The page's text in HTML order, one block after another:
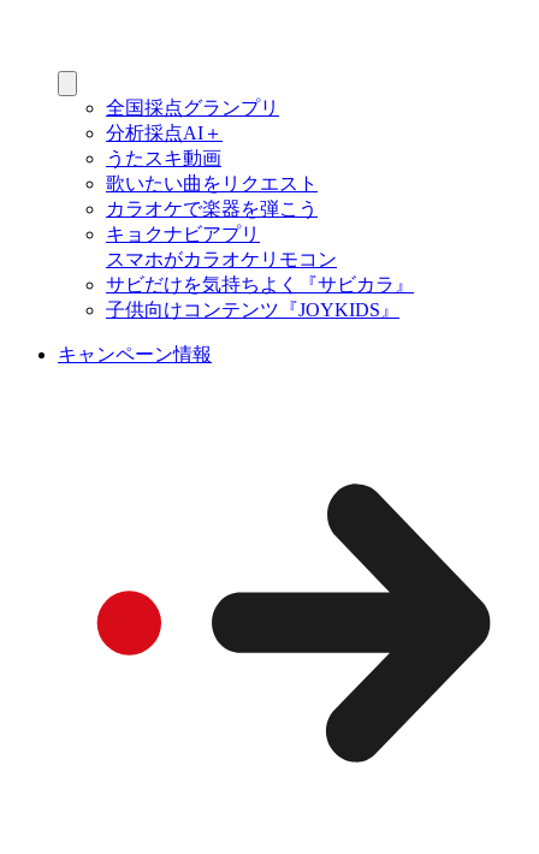
全国採点グランプリ
分析採点AI＋
うたスキ動画
歌いたい曲をリクエスト
カラオケで楽器を弾こう
キョクナビアプリ
スマホがカラオケリモコン
サビだけを気持ちよく『サビカラ』
子供向けコンテンツ『JOYKIDS』
キャンペーン情報